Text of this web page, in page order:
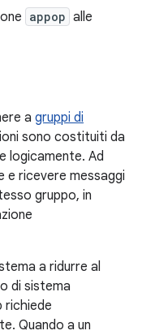
appop alle
a gruppi di
sono costituiti da
logicamente. Ad
e ricevere messaggi
gruppo, in
a ridurre al
di sistema
richiede
Quando a un